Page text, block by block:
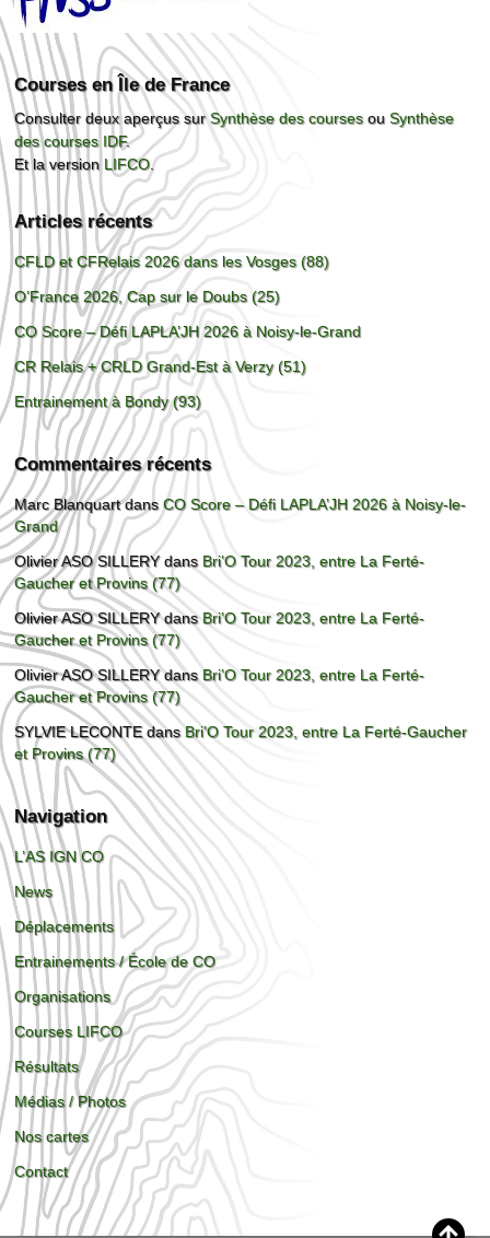
Courses en Île de France
Consulter deux aperçus surSynthèse des coursesouSynthèse
des courses IDF.
Et la version LIFCO.
Articles récents
CFLD et CFRelais 2026 dans les Vosges (88)
O’France 2026, Cap sur le Doubs (25)
CO Score – Défi LAPLA’JH 2026 à Noisy-le-Grand
CR Relais + CRLD Grand-Est à Verzy (51)
Entrainement à Bondy (93)
Commentaires récents
Marc BlanquartdansCO Score – Défi LAPLA’JH 2026 à Noisy-le-
Grand
Olivier ASO SILLERYdans Bri’O Tour 2023, entre La Ferté-
Gaucher et Provins (77)
Olivier ASO SILLERYdansBri’O Tour 2023, entre La Ferté-
Gaucher et Provins (77)
Olivier ASO SILLERYdansBri’O Tour 2023, entre La Ferté-
Gaucher et Provins (77)
SYLVIE LECONTEdansBri’O Tour 2023, entre La Ferté-Gaucher
et Provins (77)
Navigation
L’AS IGN CO
News
Déplacements
Entrainements / École de CO
Organisations
Courses LIFCO
Résultats
Médias / Photos
Nos cartes
Contact